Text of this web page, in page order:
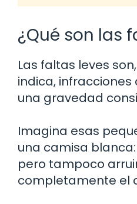
¿Qué son las
Las faltas leves
indica, infracciones
una gravedad
Imagina esas
una camisa
pero tampoco
completamente el